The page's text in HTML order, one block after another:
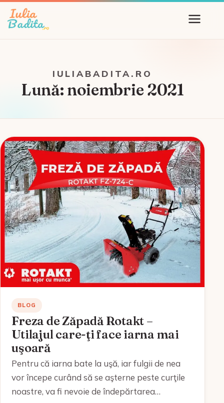
IULIABADITA.RO
Lună: noiembrie 2021
BLOG
Freza de Zăpadă Rotakt –
Utilajul care-ţi face iarna mai
uşoară
Pentru că iarna bate la uşă, iar fulgii de nea
vor începe curând să se aşterne peste curţile
noastre, va fi nevoie de îndepărtarea…